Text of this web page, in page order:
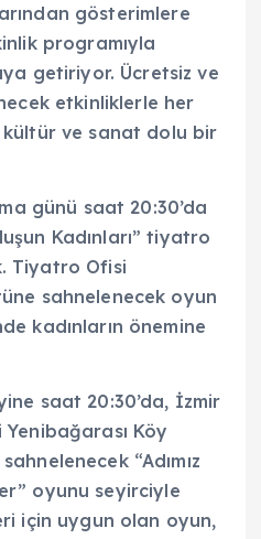
gösterimlere
programıyla
getiriyor. Ücretsiz ve
etkinliklerle her
ve sanat dolu bir
günü saat 20:30’da
Kadınları” tiyatro
Tiyatro Ofisi
sahnelenecek oyun
kadınların önemine
saat 20:30’da, İzmir
Köy
“Adımız
oyunu seyirciyle
için uygun olan oyun,